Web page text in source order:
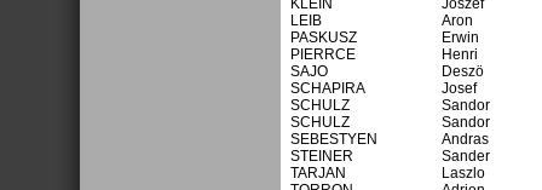
KLEIN
Joszef
LEIB
Aron
PASKUSZ
Erwin
PIERRCE
Henri
SAJO
Deszö
SCHAPIRA
Josef
SCHULZ
Sandor
SCHULZ
Sandor
SEBESTYEN
Andras
STEINER
Sander
TARJAN
Laszlo